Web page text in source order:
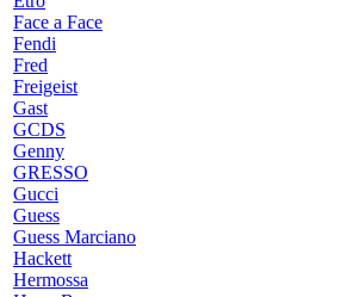
Face a Face
Fendi
Fred
Freigeist
Gast
GCDS
Genny
GRESSO
Gucci
Guess
Guess Marciano
Hackett
Hermossa